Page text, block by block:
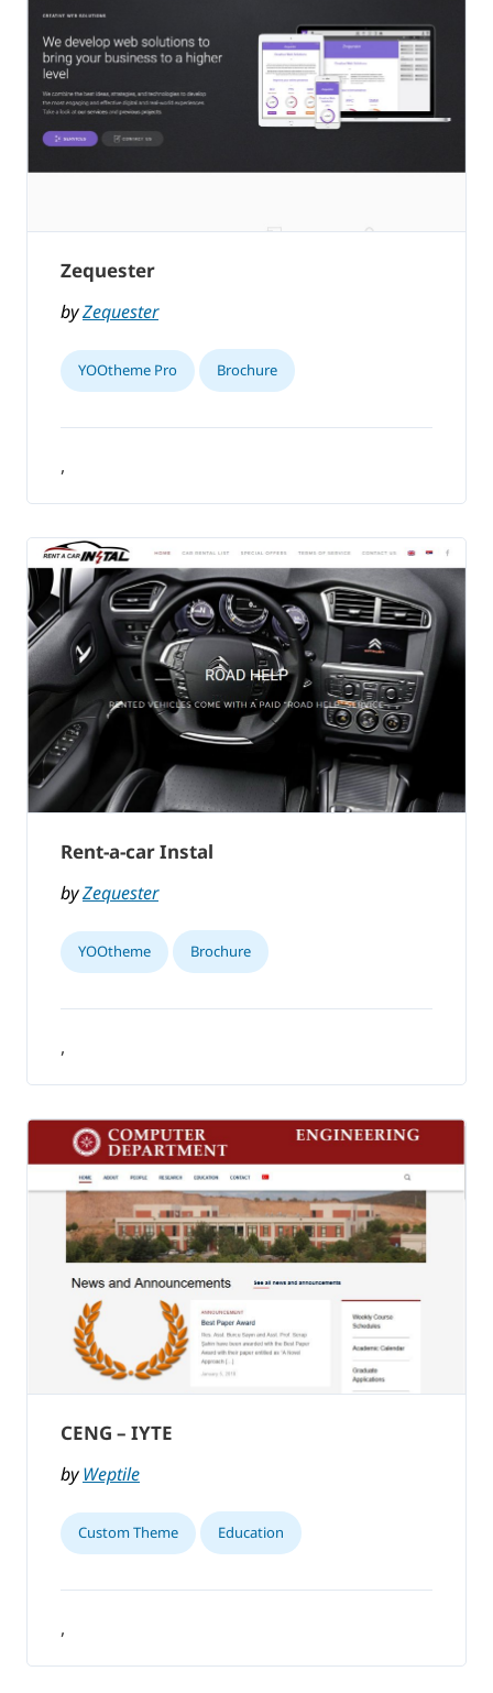
Zequester
byZequester
YOOtheme Pro Brochure
,
Rent-a-car Instal
byZequester
YOOtheme Brochure
,
CENG – IYTE
byWeptile
Custom Theme Education
,